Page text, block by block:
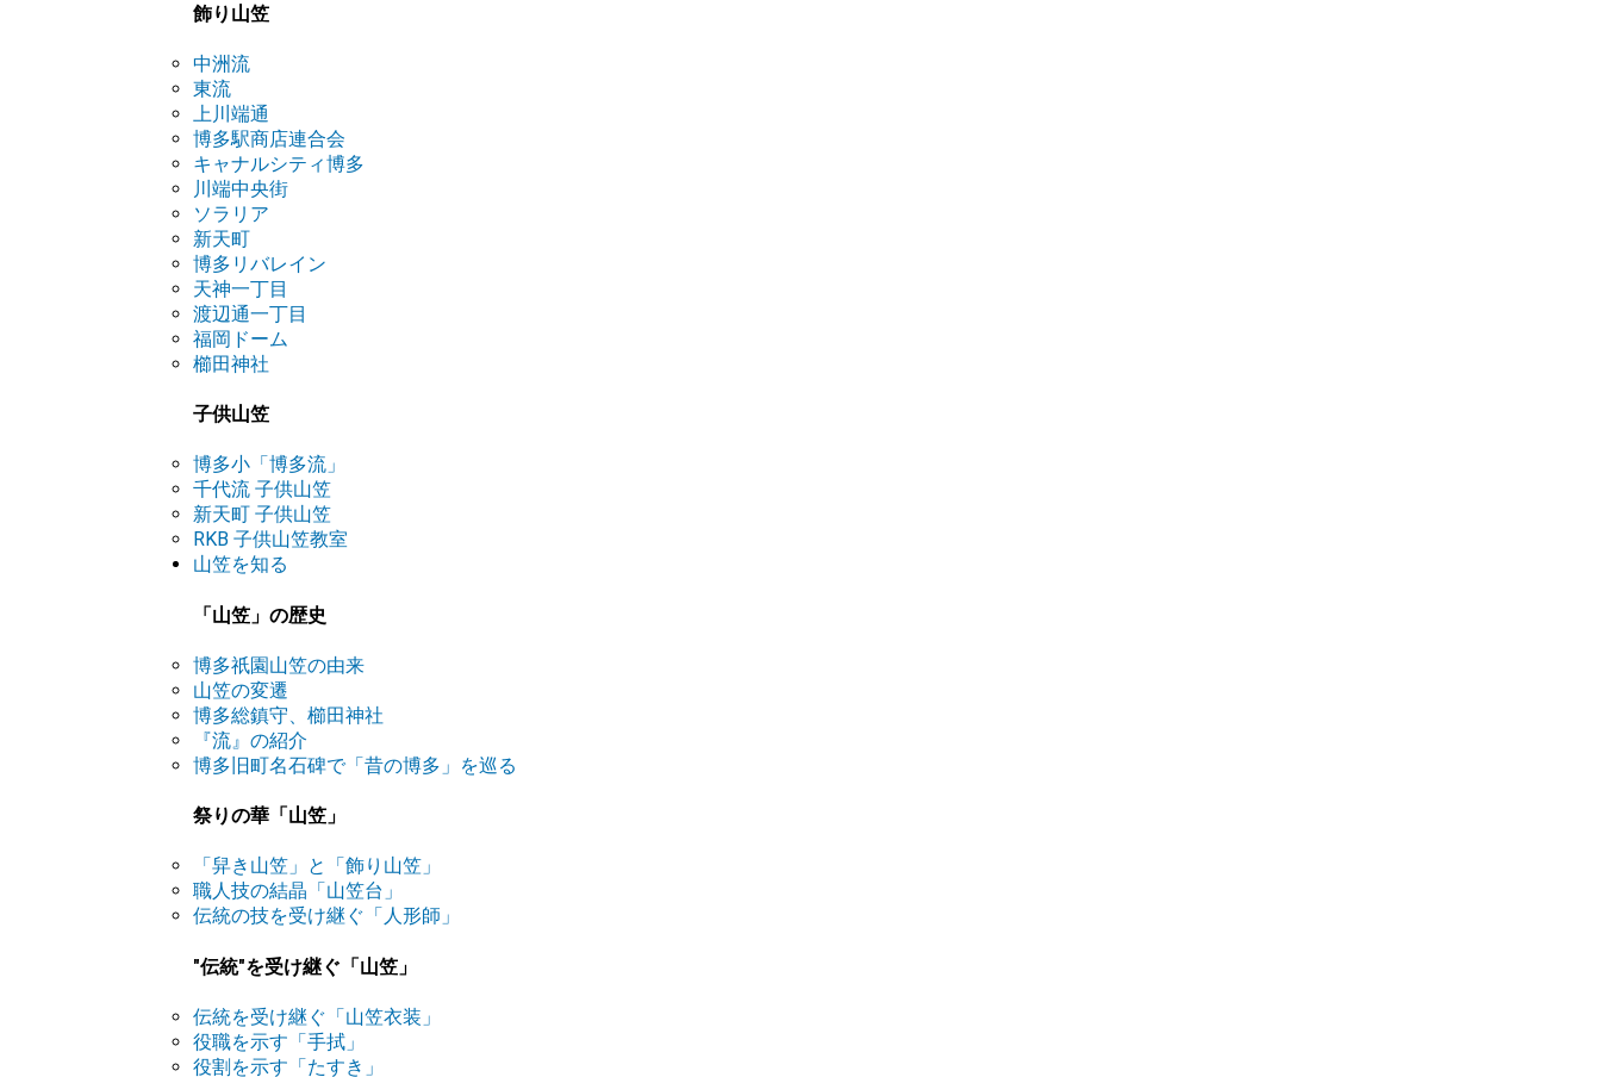
飾り山笠
中洲流
東流
上川端通
博多駅商店連合会
キャナルシティ博多
川端中央街
ソラリア
新天町
博多リバレイン
天神一丁目
渡辺通一丁目
福岡ドーム
櫛田神社
子供山笠
博多小「博多流」
千代流 子供山笠
新天町 子供山笠
RKB 子供山笠教室
山笠を知る
「山笠」の歴史
博多祇園山笠の由来
山笠の変遷
博多総鎮守、櫛田神社
『流』の紹介
博多旧町名石碑で「昔の博多」を巡る
祭りの華「山笠」
「舁き山笠」と「飾り山笠」
職人技の結晶「山笠台」
伝統の技を受け継ぐ「人形師」
"伝統"を受け継ぐ「山笠」
伝統を受け継ぐ「山笠衣装」
役職を示す「手拭」
役割を示す「たすき」